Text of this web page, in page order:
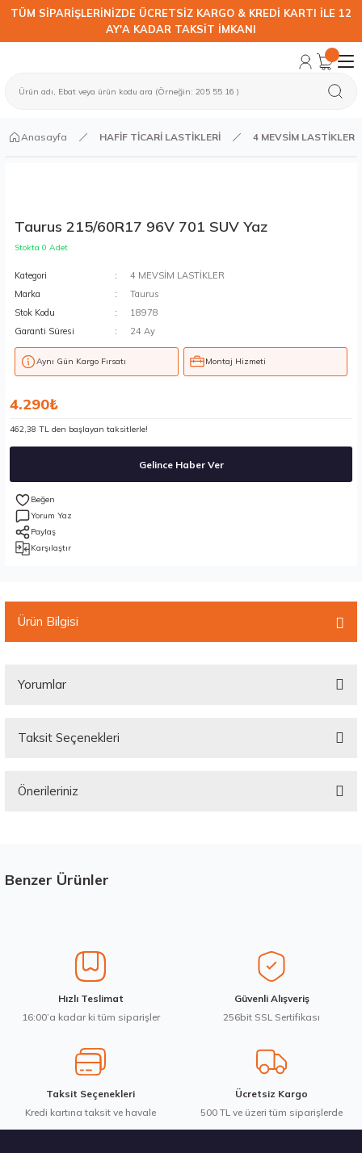
TÜM SİPARİŞLERİNİZDE ÜCRETSİZ KARGO & KREDİ KARTI İLE 12
AY'A KADAR TAKSİT İMKANI
Anasayfa HAFİF TİCARİ LASTİKLERİ 4 MEVSİM LASTİKLER
Taurus 215/60R17 96V 701 SUV Yaz
Stokta 0 Adet
Kategori
4 MEVSİM LASTİKLER
Marka
Taurus
Stok Kodu
18978
Garanti Süresi
24 Ay
Aynı Gün Kargo Fırsatı Montaj Hizmeti
4.290₺
462,38 TL den başlayan taksitlerle!
Gelince Haber Ver
Yorum Yaz
Paylaş
Karşılaştır
Ürün Bilgisi
Yorumlar
Taksit Seçenekleri
Önerileriniz
Görüş ve önerileriniz için teşekkür ederiz.
Ürün bilgilerinde hatalar bulunuyor.
Ürün fiyatı diğer sitelerden daha pahalı.
Bu ürüne benzer farklı alternatifler olmalı.
Benzer Ürünler
Waterfall 215/50R17 95W XL Unique UHP Yaz 2026
Hızlı Teslimat
16:00’a kadar ki tüm siparişler
Güvenli Alışveriş
256bit SSL Sertifikası
Taksit Seçenekleri
Kredi kartına taksit ve havale
Ücretsiz Kargo
500 TL ve üzeri tüm siparişlerde